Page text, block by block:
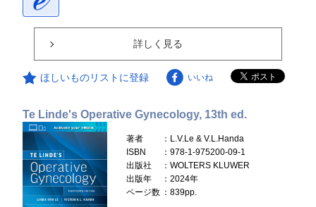
詳しく見る
ほしいものリストに登録 いいね
Te Linde's Operative Gynecology, 13th ed.
著者
：L.V.Le & V.L.Handa
ISBN
：978-1-975200-09-1
出版社
：WOLTERS KLUWER
出版年
：2024年
ページ数 ：839pp.